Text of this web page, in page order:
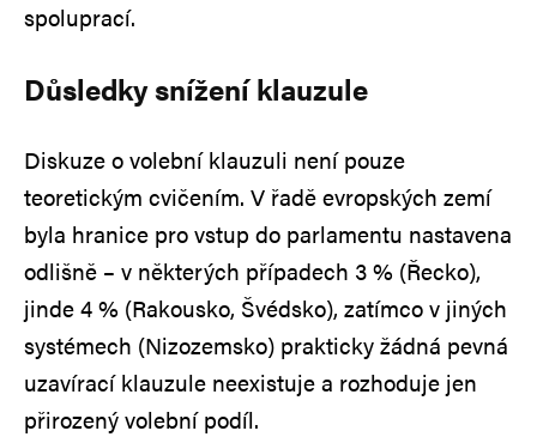
spoluprací.
Důsledky snížení klauzule
Diskuze o volební klauzuli není pouze
teoretickým cvičením. V řadě evropských zemí
byla hranice pro vstup do parlamentu nastavena
odlišně – v některých případech 3 % (Řecko),
jinde 4 % (Rakousko, Švédsko), zatímco v jiných
systémech (Nizozemsko) prakticky žádná pevná
uzavírací klauzule neexistuje a rozhoduje jen
přirozený volební podíl.